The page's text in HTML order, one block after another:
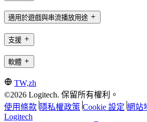
適用於遊戲與串流播放用途
支援
軟體
TW,zh
©2026 Logitech. 保留所有權利。
使用條款 隱私權政策 Cookie 設定 網站
Logitech